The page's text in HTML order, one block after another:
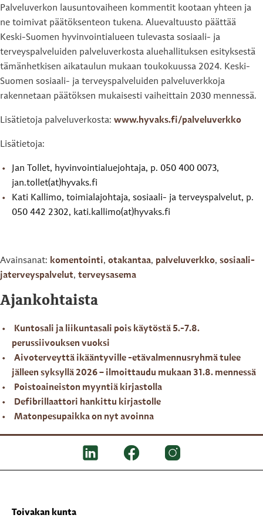
Palveluverkon lausuntovaiheen kommentit kootaan yhteen ja
ne toimivat päätöksenteon tukena. Aluevaltuusto päättää
Keski-Suomen hyvinvointialueen tulevasta sosiaali- ja
terveyspalveluiden palveluverkosta aluehallituksen esityksestä
tämänhetkisen aikataulun mukaan toukokuussa 2024. Keski-
Suomen sosiaali- ja terveyspalveluiden palveluverkkoja
rakennetaan päätöksen mukaisesti vaiheittain 2030 mennessä.
Lisätietoja palveluverkosta: www.hyvaks.fi/palveluverkko
Lisätietoja:
Jan Tollet, hyvinvointialuejohtaja, p. 050 400 0073,
jan.tollet(at)hyvaks.fi
Kati Kallimo, toimialajohtaja, sosiaali- ja terveyspalvelut, p.
050 442 2302, kati.kallimo(at)hyvaks.fi
Avainsanat: komentointi, otakantaa, palveluverkko, sosiaali-
jaterveyspalvelut, terveysasema
Ajankohtaista
Kuntosali ja liikuntasali pois käytöstä 5.-7.8.
perussiivouksen vuoksi
Aivoterveyttä ikääntyville -etävalmennusryhmä tulee
jälleen syksyllä 2026 – ilmoittaudu mukaan 31.8. mennessä
Poistoaineiston myyntiä kirjastolla
Defibrillaattori hankittu kirjastolle
Matonpesupaikka on nyt avoinna
Toivakan kunta